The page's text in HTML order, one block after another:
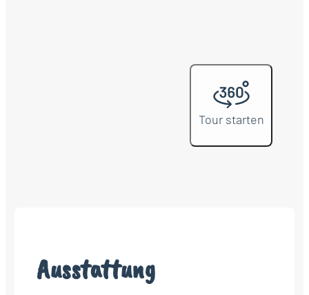
Tour starten
Ausstattung